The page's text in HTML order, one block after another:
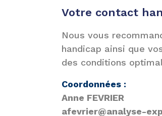
Votre contact
Nous vous
handicap ainsi que
des conditions
Coordonnées :
Anne FEVRIER
afevrier@analyse-